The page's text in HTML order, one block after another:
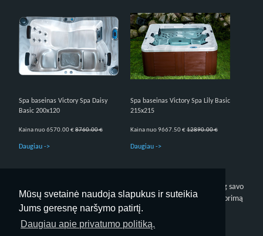
Mūsų svetainė naudoja slapukus ir suteikia
Jums geresnę naršymo patirtį.
Daugiau apie privatumo politiką.
Spa baseinas Victory Spa Daisy
Basic 200x120
Kaina nuo 6570.00 €8760.00 €
Daugiau ->
Spa baseinas Victory Spa Lily Basic
215x215
Kaina nuo 9667.50 €12890.00 €
Daugiau ->
Susikurkite tobulą SPA zoną su masažiniais SPA baseinais, tiesiog savo
namuose. Rinkitės Jums tinkančią, bei patinkančią formą, bei norimą
komplektaciją.